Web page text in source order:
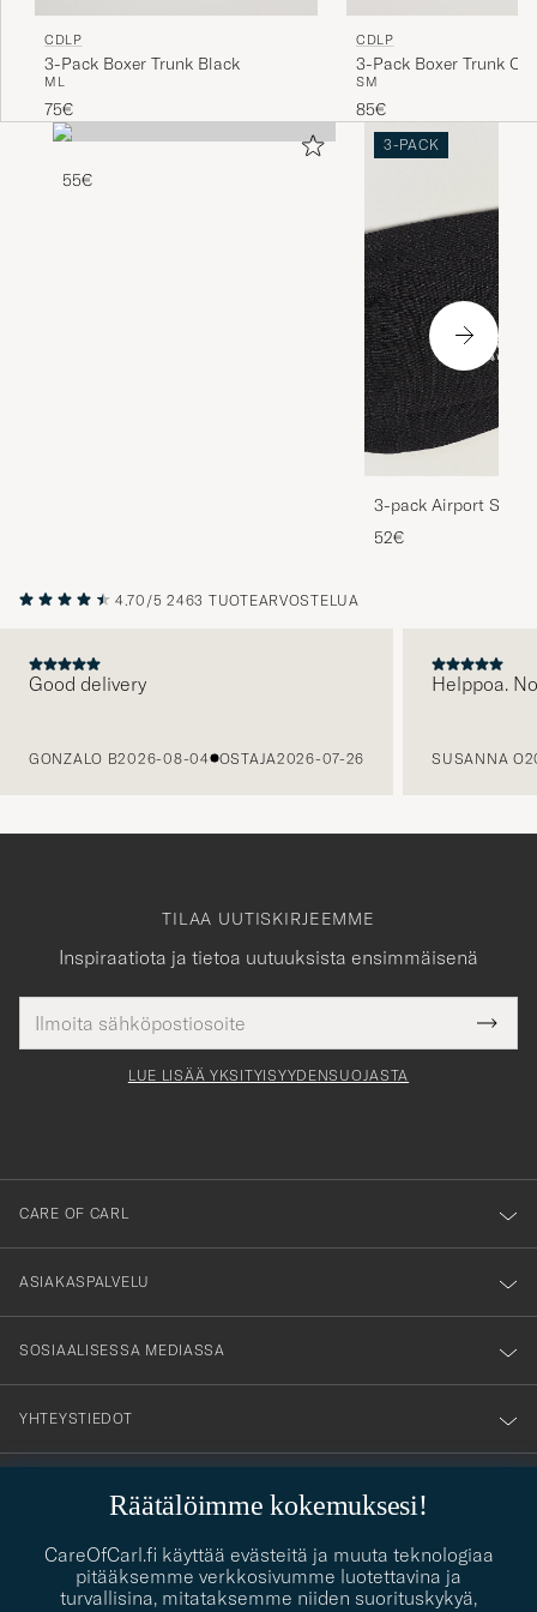
CDLP
3-Pack Boxer Trunk Black
M L
75€
CDLP
3-Pack Boxer Trunk
SM
85€
55€
3-PACK
3-pack Airport
Melange
52€
4.70/5 2463 TUOTEARVOSTELUA
Good delivery
GONZALO B2026-08-04 OSTAJA2026-07-26
Helppoa.
SUSANNA O
Räätälöimme kokemuksesi!
CareOfCarl.fi käyttää evästeitä ja muuta teknologiaa
pitääksemme verkkosivumme luotettavina ja
turvallisina, mitataksemme niiden suorituskykyä,
TILAA UUTISKIRJEEMME
Inspiraatiota ja tietoa uutuuksista ensimmäisenä
tieto
Tack
för
dig
till
vårt
nyhetsbrev!
LUE LISÄÄ YKSITYISYYDENSUOJASTA
CARE OF CARL
ASIAKASPALVELU
SOSIAALISESSA MEDIASSA
YHTEYSTIEDOT
contact@careofcarl.com
PUKEUTUMISNEUVONTA
Kaipaatko apua oman tyylisi löytämiseen? Me autamme sinua
mielellämme!